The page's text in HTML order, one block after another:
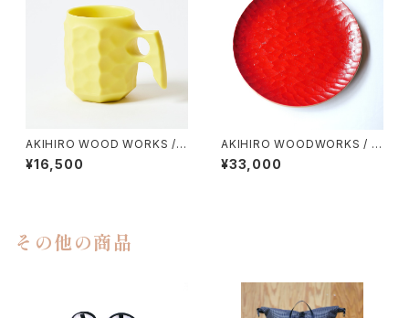
AKIHIRO WOOD WORKS / J
INCUP ANEW
¥16,500
AKIHIRO WOODWORKS / P
LATE ２７０（URISHI）
¥33,000
その他の商品